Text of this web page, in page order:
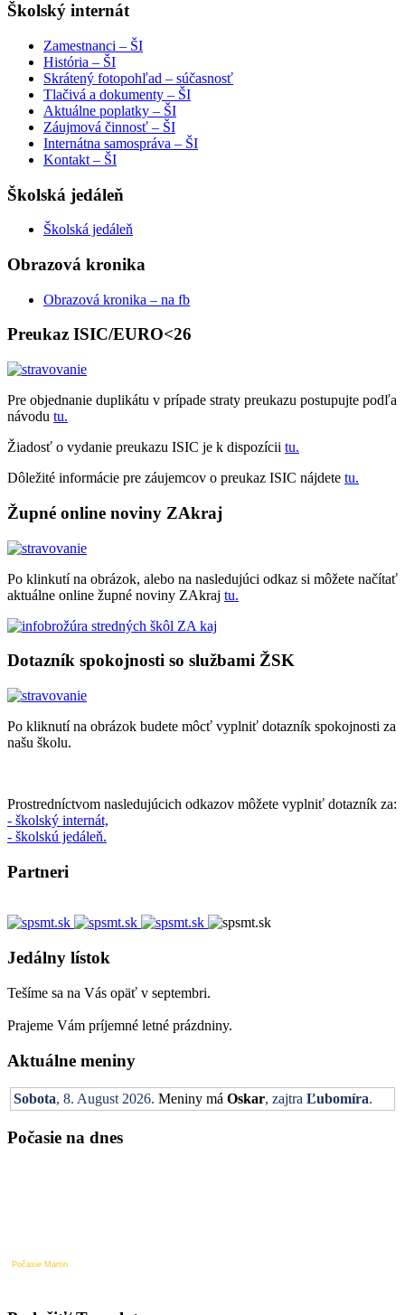
Školský internát
Zamestnanci – ŠI
História – ŠI
Skrátený fotopohľad – súčasnosť
Tlačivá a dokumenty – ŠI
Aktuálne poplatky – ŠI
Záujmová činnosť – ŠI
Internátna samospráva – ŠI
Kontakt – ŠI
Školská jedáleň
Školská jedáleň
Obrazová kronika
Obrazová kronika – na fb
Preukaz ISIC/EURO<26
Pre objednanie duplikátu v prípade straty preukazu postupujte podľa
návodu tu.
Žiadosť o vydanie preukazu ISIC je k dispozícii tu.
Dôležité informácie pre záujemcov o preukaz ISIC nájdete tu.
Župné online noviny ZAkraj
Po klinkutí na obrázok, alebo na nasledujúci odkaz si môžete načítať
aktuálne online župné noviny ZAkraj tu.
Dotazník spokojnosti so službami ŽSK
Po kliknutí na obrázok budete môcť vyplniť dotazník spokojnosti za
našu školu.
Prostredníctvom nasledujúcich odkazov môžete vyplniť dotazník za:
- školský internát,
- školskú jedáleň.
Partneri
Jedálny lístok
Tešíme sa na Vás opäť v septembri.
Prajeme Vám príjemné letné prázdniny.
Aktuálne meniny
Sobota, 8. August 2026. Meniny má Oskar, zajtra Ľubomíra.
Počasie na dnes
Počasie Martin